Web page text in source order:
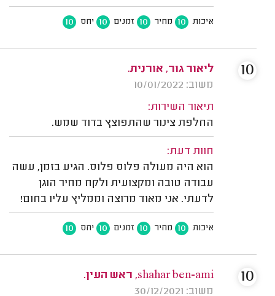
איכות 10 מחיר 10 זמנים 10 יחס 10
ליאור גור, אורנית.
משוב: 10/01/2022
תיאור השירות:
החלפת צינור שהתפוצץ בדוד שמש.
חוות דעת:
הוא היה מעולה פלוס פלוס. הגיע בזמן, עשה
עבודה טובה ומקצועית ולקח מחיר הוגן
לדעתי. אני מאוד מרוצה וממליץ עליו בחום!
איכות 10 מחיר 10 זמנים 10 יחס 10
10
shahar ben-ami, ראש העין.
משוב: 30/12/2021
10